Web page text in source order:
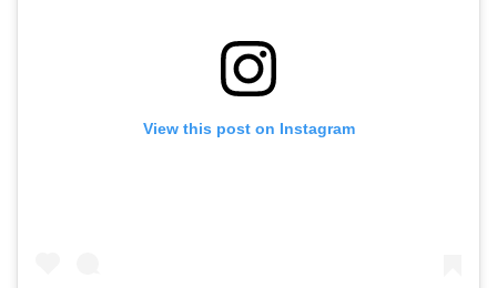
View this post on Instagram